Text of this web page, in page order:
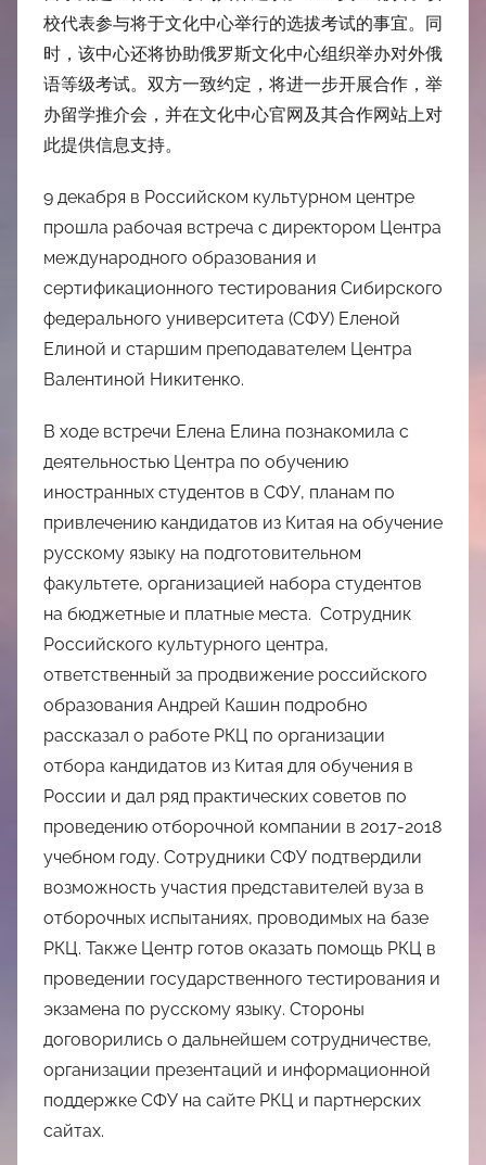
校代表参与将于文化中心举行的选拔考试的事宜。同
时，该中心还将协助俄罗斯文化中心组织举办对外俄
语等级考试。双方一致约定，将进一步开展合作，举
办留学推介会，并在文化中心官网及其合作网站上对
此提供信息支持。
9 декабря в Российском культурном центре
прошла рабочая встреча с директором Центра
международного образования и
сертификационного тестирования Сибирского
федерального университета (СФУ) Еленой
Елиной и старшим преподавателем Центра
Валентиной Никитенко.
В ходе встречи Елена Елина познакомила с
деятельностью Центра по обучению
иностранных студентов в СФУ, планам по
привлечению кандидатов из Китая на обучение
русскому языку на подготовительном
факультете, организацией набора студентов
на бюджетные и платные места. Сотрудник
Российского культурного центра,
ответственный за продвижение российского
образования Андрей Кашин подробно
рассказал о работе РКЦ по организации
отбора кандидатов из Китая для обучения в
России и дал ряд практических советов по
проведению отборочной компании в 2017-2018
учебном году. Сотрудники СФУ подтвердили
возможность участия представителей вуза в
отборочных испытаниях, проводимых на базе
РКЦ. Также Центр готов оказать помощь РКЦ в
проведении государственного тестирования и
экзамена по русскому языку. Стороны
договорились о дальнейшем сотрудничестве,
организации презентаций и информационной
поддержке СФУ на сайте РКЦ и партнерских
сайтах.